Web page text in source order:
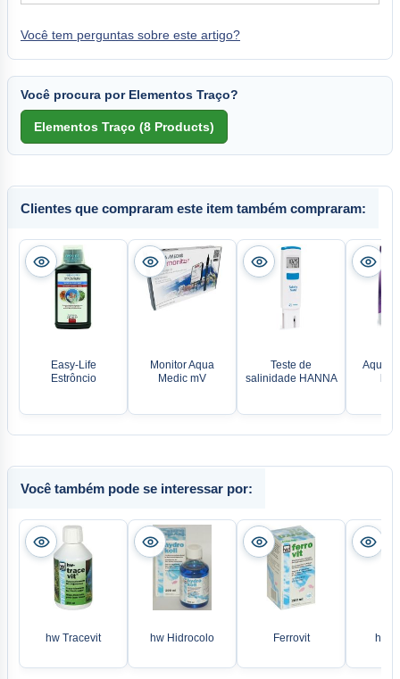
Você tem perguntas sobre este artigo?
Você procura por Elementos Traço?
Clientes que compraram este item também compraram:
Easy-Life
Estrôncio
Monitor Aqua
Medic mV
Teste de
salinidade HANNA
Aqua
Você também pode se interessar por:
hw Tracevit hw Hidrocolo Ferrovit hw